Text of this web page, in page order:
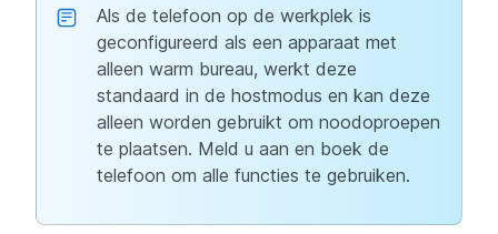
Als de telefoon op de werkplek is
geconfigureerd als een apparaat met
alleen warm bureau, werkt deze
standaard in de hostmodus en kan deze
alleen worden gebruikt om noodoproepen
te plaatsen. Meld u aan en boek de
telefoon om alle functies te gebruiken.